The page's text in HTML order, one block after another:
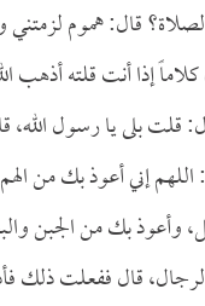
قال: هموم
كلاماً إذا أنت قلته
بلى يا رسول الله،
إني أعوذ بك من
وأعوذ بك من الجبن
قال ففعلت ذلك